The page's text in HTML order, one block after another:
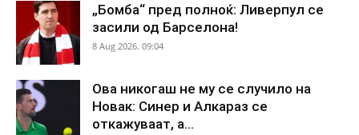
„Бомба“ пред полноќ: Ливерпул се
засили од Барселона!
8 Aug 2026. 09:04
Ова никогаш не му се случило на
Новак: Синер и Алкараз се
откажуваат, а...